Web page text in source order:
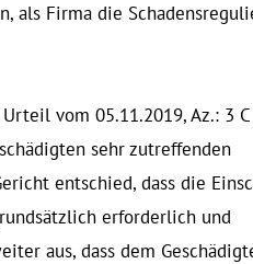
als Firma die
vom 05.11.2019, Az.: 3 C
sehr zutreffenden
entschied, dass die
erforderlich und
aus, dass dem